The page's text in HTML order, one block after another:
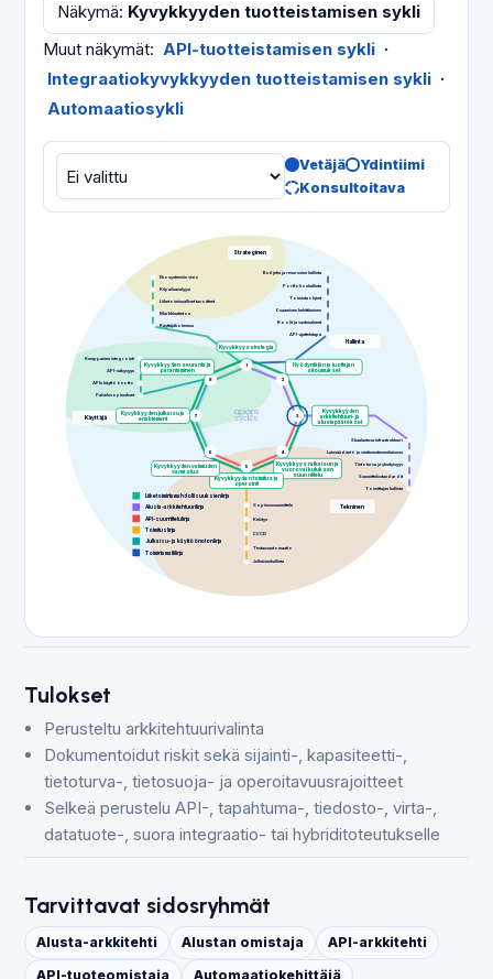
Näkymä: Kyvykkyyden tuotteistamisen sykli
Muut näkymät: API-tuotteistamisen sykli ·
Integraatiokyvykkyyden tuotteistamisen sykli ·
Automaatiosykli
Vetäjä
Ydintiimi
Konsultoitava
Strateginen
Hallinta
Käyttäjä
Tekninen
Käyttäjäkokemus
Markkinatietoa
Liiketoiminnalliset tavoitteet
Kilpailuanalyysi
Ekosysteemin visio
Skaalautuva infrastruktuuri
Lainsäädäntö ja vaatimustenmukaisuus
Tietoturva ja yksityisyys
Suunnittelustandardit
Toimittajan hallinta
Sopimussuunnittelu
Kehitys
CI/CD
Testausautomaatio
Julkaisunhallinta
Palvelusopimukset
APIn käyttöönotto
API-näkyvyys
Kumppanien integrointi
API-ajattelutapa
Roolit ja vastuualueet
Osaamisen kehittäminen
Toimintaohjeet
Portfolionhallinta
Budjetin ja resurssien hallinta
1
Kyvykkyysstrategia
2
Hyödyntäjän ja tuottajan
sitoumukset
3
Kyvykkyyden
arkkitehtuuri- ja
alustapäätökset
4
Kyvykkyysratkaisun ja
vuorovaikutuksen
suunnittelu
5
Kyvykkyyden toimitus ja
operointi
6
Kyvykkyyden valmiuden
varmistus
7
Kyvykkyyden julkaisu ja
enablement
8
Kyvykkyyden seuranta ja
parantaminen
Liiketoimintamahdollisuuksien linja
Alusta-arkkitehtuurilinja
API-suunnittelulinja
Toimituslinja
Julkaisu- ja käyttöönoton linja
Toimintamallilinja
Tulokset
Perusteltu arkkitehtuurivalinta
Dokumentoidut riskit sekä sijainti-, kapasiteetti-,
tietoturva-, tietosuoja- ja operoitavuusrajoitteet
Selkeä perustelu API-, tapahtuma-, tiedosto-, virta-,
datatuote-, suora integraatio- tai hybriditoteutukselle
Tarvittavat sidosryhmät
Alusta-arkkitehti Alustan omistaja
API-arkkitehti
API-tuoteomistaja
Automaatiokehittäjä